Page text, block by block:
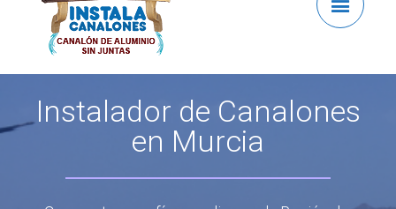
Instalador de Canalones
en Murcia